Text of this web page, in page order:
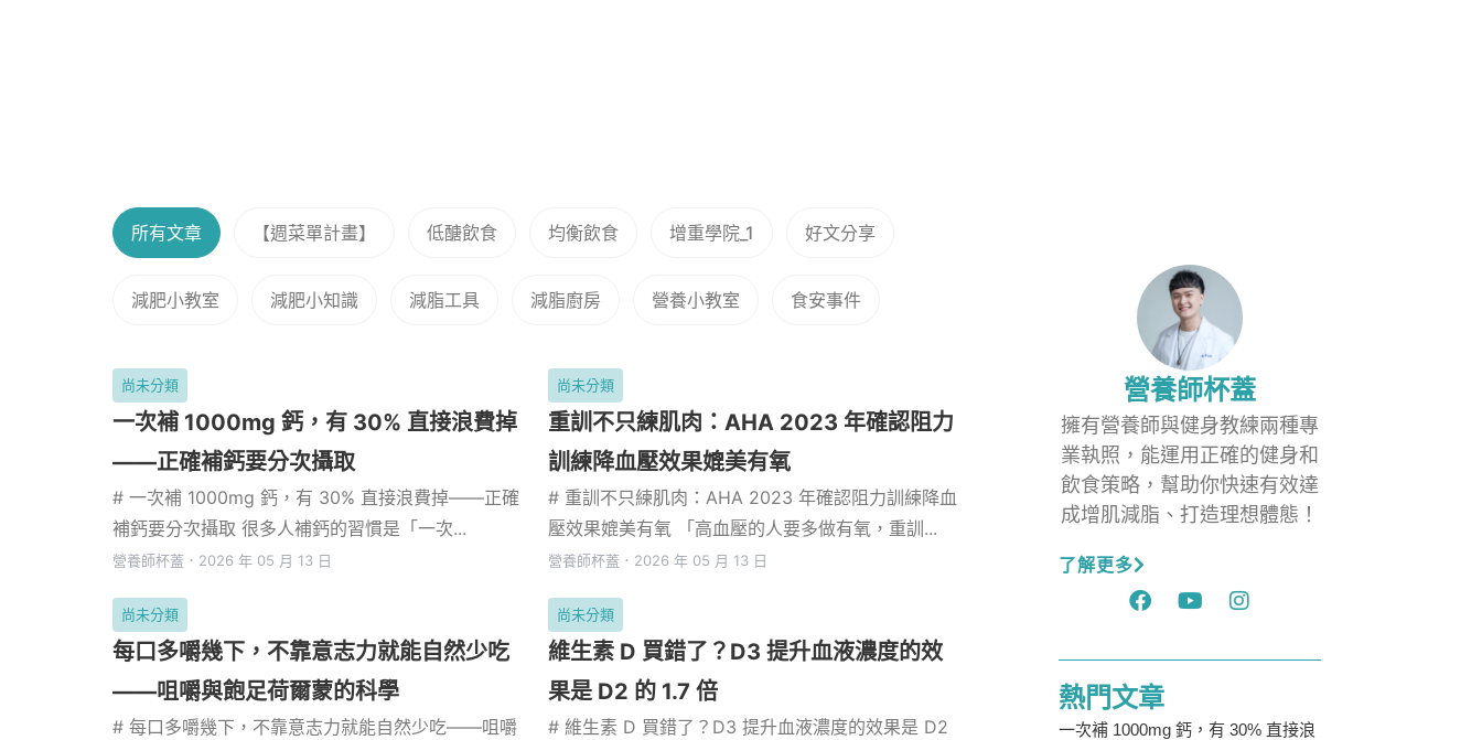
所有文章 【週菜單計畫】 低醣飲食 均衡飲食 增重學院_1 好文分享
減肥小教室 減肥小知識 減脂工具 減脂廚房 營養小教室 食安事件
尚未分類
一次補 1000mg 鈣，有 30% 直接浪費掉
——正確補鈣要分次攝取
# 一次補 1000mg 鈣，有 30% 直接浪費掉——正確
補鈣要分次攝取 很多人補鈣的習慣是「一次...
營養師杯蓋 ． 2026 年 05 月 13 日
尚未分類
重訓不只練肌肉：AHA 2023 年確認阻力
訓練降血壓效果媲美有氧
# 重訓不只練肌肉：AHA 2023 年確認阻力訓練降血
壓效果媲美有氧 「高血壓的人要多做有氧，重訓...
營養師杯蓋 ． 2026 年 05 月 13 日
尚未分類
每口多嚼幾下，不靠意志力就能自然少吃
——咀嚼與飽足荷爾蒙的科學
# 每口多嚼幾下，不靠意志力就能自然少吃——咀嚼
尚未分類
維生素 D 買錯了？D3 提升血液濃度的效
果是 D2 的 1.7 倍
# 維生素 D 買錯了？D3 提升血液濃度的效果是 D2
營養師杯蓋
擁有營養師與健身教練兩種專
業執照，能運用正確的健身和
飲食策略，幫助你快速有效達
成增肌減脂、打造理想體態！
了解更多
熱門文章
一次補 1000mg 鈣，有 30% 直接浪